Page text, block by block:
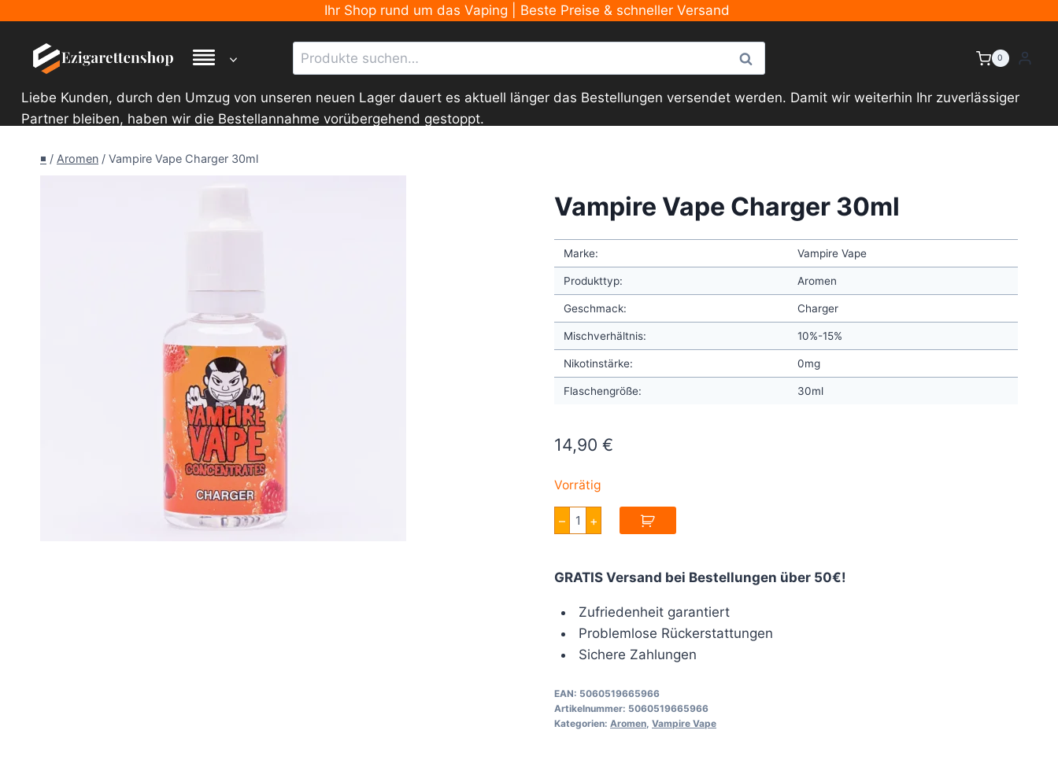
springen
Ihr Shop rund um das Vaping | Beste Preise & schneller Versand
Suche
nach:
Suche 0
Liebe Kunden, durch den Umzug von unseren neuen Lager dauert es aktuell länger das Bestellungen versendet werden. Damit wir weiterhin Ihr zuverlässiger
Partner bleiben, haben wir die Bestellannahme vorübergehend gestoppt.
◾ / Aromen / Vampire Vape Charger 30ml
Vampire Vape Charger 30ml
Marke: Vampire Vape
Produkttyp: Aromen
Geschmack: Charger
Mischverhältnis: 10%-15%
Nikotinstärke: 0mg
Flaschengröße: 30ml
14,90 €
Vorrätig
–
Vampire
Vape
Charger
+
GRATIS Versand bei Bestellungen über 50€!
Zufriedenheit garantiert
Problemlose Rückerstattungen
Sichere Zahlungen
EAN: 5060519665966
Artikelnummer: 5060519665966
Kategorien: Aromen Vampire Vape